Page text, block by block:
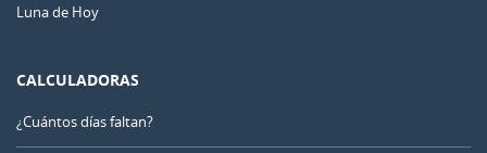
Luna de Hoy
CALCULADORAS
¿Cuántos días faltan?